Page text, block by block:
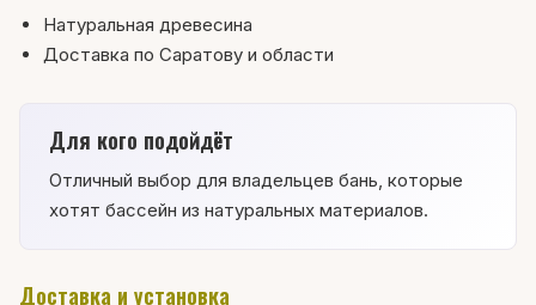
Натуральная древесина
Доставка по Саратову и области
Для кого подойдёт
Отличный выбор для владельцев бань, которые
хотят бассейн из натуральных материалов.
Доставка и установка